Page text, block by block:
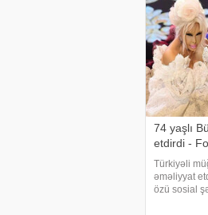
74 yaşlı
etdirdi -
Türkiyəli
əməliyyat
özü sosial